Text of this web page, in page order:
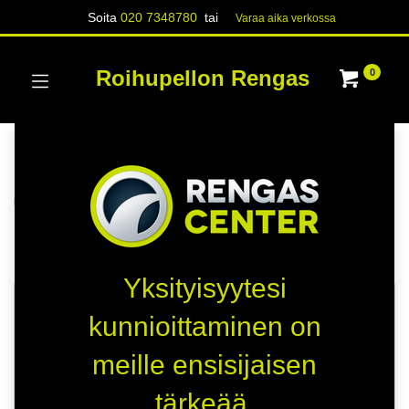
Soita020 7348780 tai Varaa aika verk​​​​ossa
Roihupellon Rengas 0
RENKAAT PAKETTIAUTO
HETI SAATAVILLA
Yksityisyytesi
kunnioittaminen on
meille ensisijaisen